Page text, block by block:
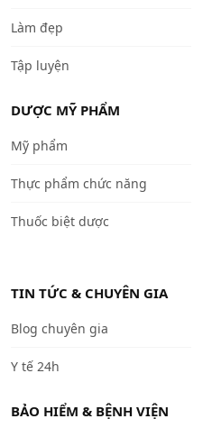
Làm đẹp
Tập luyện
DƯỢC MỸ PHẨM
Mỹ phẩm
Thực phẩm chức năng
Thuốc biệt dược
TIN TỨC & CHUYÊN GIA
Blog chuyên gia
Y tế 24h
BẢO HIỂM & BỆNH VIỆN